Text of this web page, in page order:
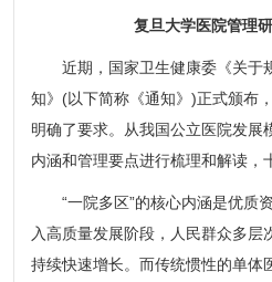
复旦大学医院管理
近期，国家卫生健康委《关于
知》(以下简称《通知》)正式颁布
明确了要求。从我国公立医院发展
内涵和管理要点进行梳理和解读，
“一院多区”的核心内涵是优质
入高质量发展阶段，人民群众多
持续快速增长。而传统惯性的单体